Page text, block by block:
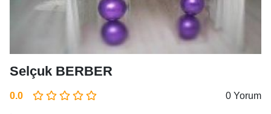
Selçuk BERBER
0.0 0 Yorum